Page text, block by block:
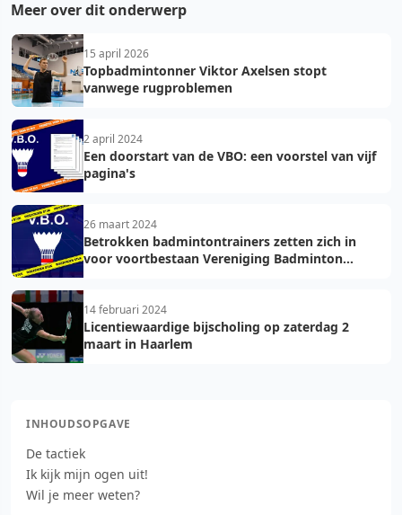
Meer over dit onderwerp
15 april 2026
Topbadmintonner Viktor Axelsen stopt
vanwege rugproblemen
2 april 2024
Een doorstart van de VBO: een voorstel van vijf
pagina's
26 maart 2024
Betrokken badmintontrainers zetten zich in
voor voortbestaan Vereniging Badminton
14 februari 2024
Licentiewaardige bijscholing op zaterdag 2
maart in Haarlem
INHOUDSOPGAVE
De tactiek
Ik kijk mijn ogen uit!
Wil je meer weten?